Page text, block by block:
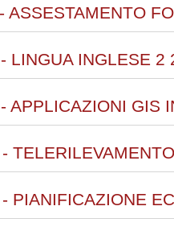
ASSESTAMENTO
LINGUA INGLESE 2
APPLICAZIONI GIS
PIANIFICAZIONE